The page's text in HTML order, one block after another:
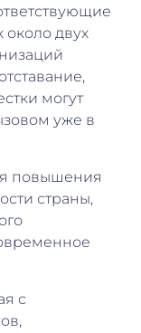
около двух
могут
уже в
повышения
страны,
с